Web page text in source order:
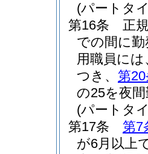
(パートタ
第16条
正
での間に
用職員に
つき、 第
の25を夜
(パートタ
第17条
第7
が6月以上